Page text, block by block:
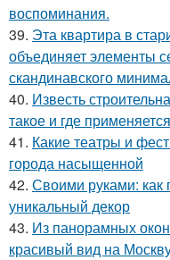
воспоминания.
39. Эта квартира в
объединяет элементы
скандинавского
40. Известь
такое и где применяется
41. Какие театры и
города насыщенной
42. Своими руками: как
уникальный декор
43. Из панорамных
красивый вид на